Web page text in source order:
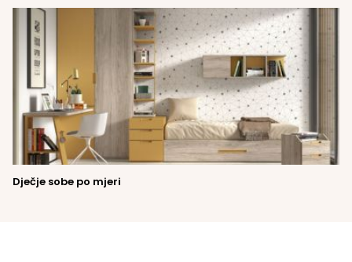
Dječje sobe po mjeri